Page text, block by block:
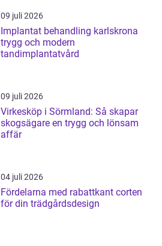
09 juli 2026
Implantat behandling karlskrona
trygg och modern
tandimplantatvård
09 juli 2026
Virkesköp i Sörmland: Så skapar
skogsägare en trygg och lönsam
affär
04 juli 2026
Fördelarna med rabattkant corten
för din trädgårdsdesign